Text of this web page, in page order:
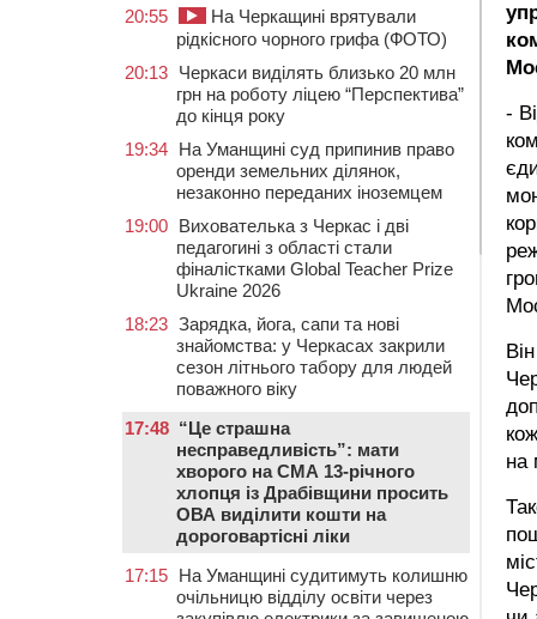
-
на
20:55
На Черкащині врятували
рідкісного чорного грифа (ФОТО)
20:13 Черкаси виділять близько 20 млн
грн на роботу ліцею “Перспектива”
до кінця року
19:34 На Уманщині суд припинив право
оренди земельних ділянок,
незаконно переданих іноземцем
19:00 Вихователька з Черкас і дві
педагогині з області стали
фіналістками Global Teacher Prize
Ukraine 2026
18:23 Зарядка, йога, сапи та нові
знайомства: у Черкасах закрили
сезон літнього табору для людей
поважного віку
17:48 “Це страшна
несправедливість”: мати
хворого на СМА 13-річного
хлопця із Драбівщини просить
ОВА виділити кошти на
дороговартісні ліки
17:15 На Уманщині судитимуть колишню
очільницю відділу освіти через